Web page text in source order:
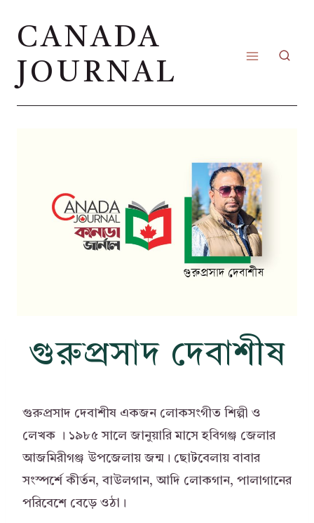
CANADA
JOURNAL
গুরুপ্রসাদ দেবাশীষ
গুরুপ্রসাদ দেবাশীষ একজন লোকসংগীত শিল্পী ও
লেখক । ১৯৮৫ সালে জানুয়ারি মাসে হবিগঞ্জ জেলার
আজমিরীগঞ্জ উপজেলায় জন্ম। ছোটবেলায় বাবার
সংস্পর্শে কীর্তন, বাউলগান, আদি লোকগান, পালাগানের
পরিবেশে বেড়ে ওঠা।